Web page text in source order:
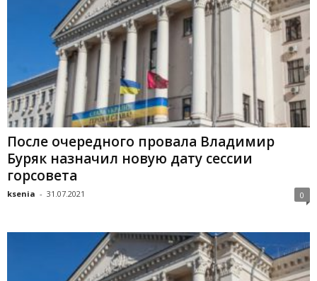
После очередного провала Владимир
Буряк назначил новую дату сессии
горсовета
ksenia - 31.07.2021 0